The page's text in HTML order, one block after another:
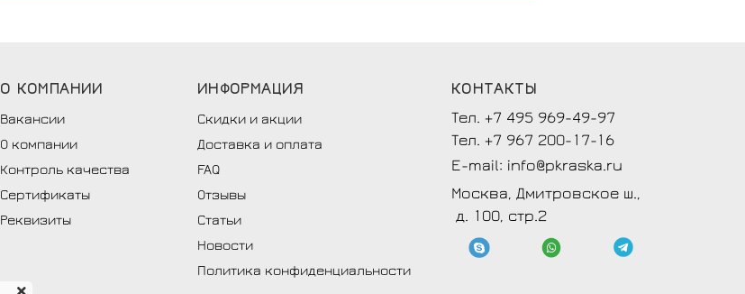
О КОМПАНИИ
Вакансии
О компании
Контроль качества
Сертификаты
Реквизиты
ИНФОРМАЦИЯ
Скидки и акции
Доставка и оплата
FAQ
Отзывы
Статьи
Новости
Политика конфиденциальности
КОНТАКТЫ
Тел. +7 495 969-49-97
Тел. +7 967 200-17-16
E-mail: info@pkraska.ru
Москва, Дмитровское ш.,
д. 100, стр.2